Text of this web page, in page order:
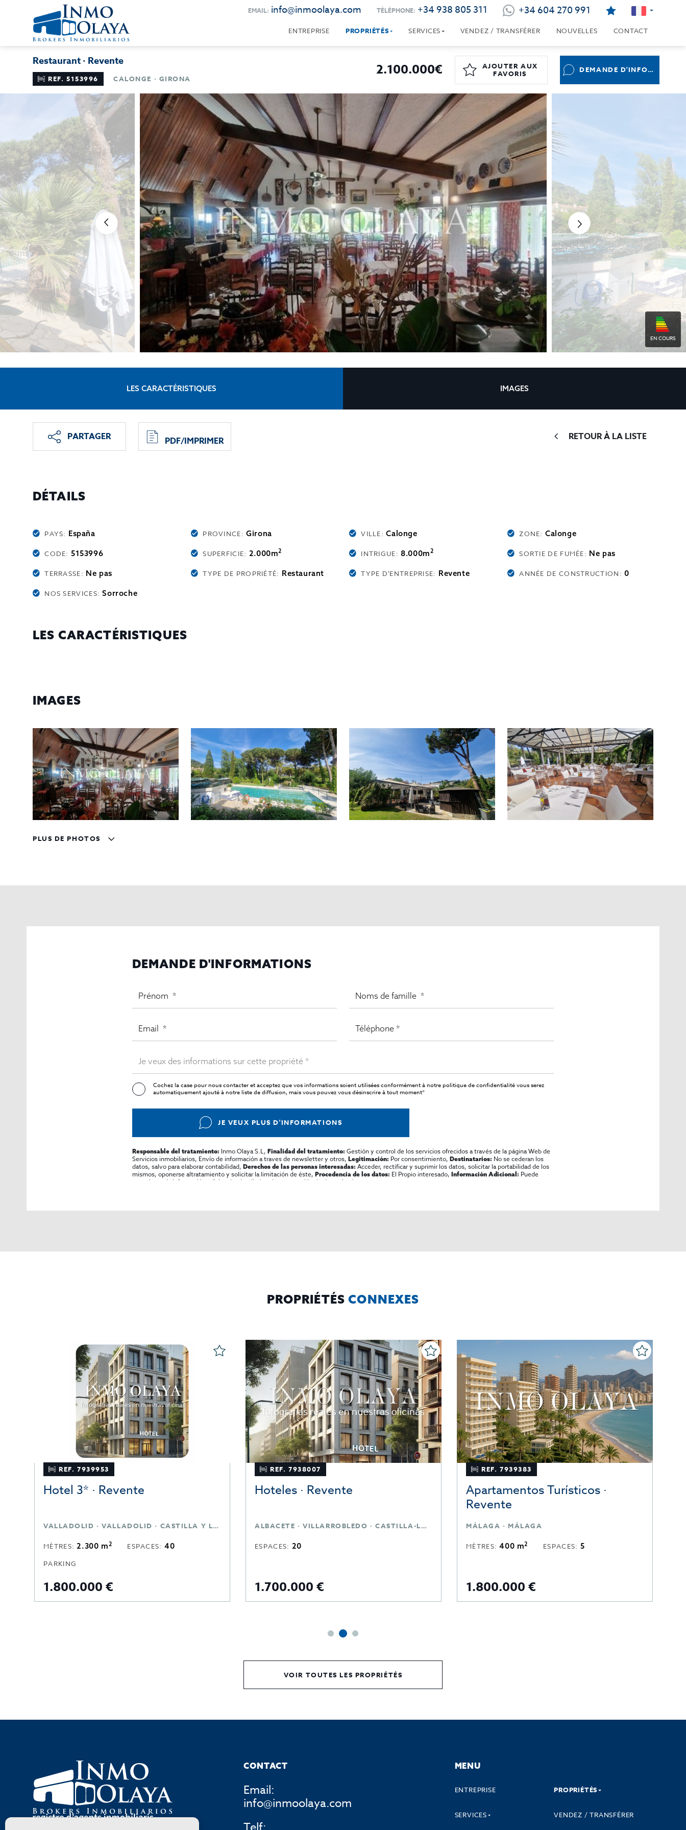
EMAIL: info@inmoolaya.com TÉLÉPHONE: +34 938 805 311 +34 604 270 991
ENTREPRISE PROPRIÉTÉS SERVICES VENDEZ / TRANSFÉRER NOUVELLES CONTACT
Restaurant · Revente
REF. 5153996 CALONGE · GIRONA 2.100.000€
AJOUTER AUX
FAVORIS
DEMANDE D'INFORMATIONS
EN COURS
LES CARACTÉRISTIQUES IMAGES
PARTAGER PDF/IMPRIMER RETOUR À LA LISTE
DÉTAILS
PAYS: España PROVINCE:Girona VILLE:Calonge ZONE:Calonge
CODE:5153996 SUPERFICIE: 2.000m2 INTRIGUE:8.000m2 SORTIE DE FUMÉE: Ne pas
TERRASSE: Ne pas TYPE DE PROPRIÉTÉ: Restaurant TYPE D'ENTREPRISE: Revente ANNÉE DE CONSTRUCTION:0
NOS SERVICES:Sorroche
LES CARACTÉRISTIQUES
IMAGES
PLUS DE PHOTOS
DEMANDE D'INFORMATIONS
Cochez la case pour nous contacter et acceptez que vos informations soient utilisées conformément à notrepolitique de confidentialitévous serez
automatiquement ajouté à notre liste de diffusion, mais vous pouvez vous désinscrire à tout moment*
JE VEUX PLUS D'INFORMATIONS
Responsable del tratamiento: Inmo Olaya S.L, Finalidad del tratamiento: Gestión y control de los servicios ofrecidos a través de la página Web de
Servicios inmobiliarios, Envío de información a traves de newsletter y otros, Legitimación: Por consentimiento, Destinatarios: No se cederan los
datos, salvo para elaborar contabilidad, Derechos de las personas interesadas: Acceder, rectificar y suprimir los datos, solicitar la portabilidad de los
mismos, oponerse altratamiento y solicitar la limitación de éste, Procedencia de los datos: El Propio interesado, Información Adicional: Puede
consultarse la información adicional y detallada sobre protección de datos
Aquí.
PROPRIÉTÉS CONNEXES
REF. 7939953
Hotel 3* · Revente
VALLADOLID · VALLADOLID · CASTILLA Y LEÓN
MÈTRES:2.300 m2 ESPACES: 40
PARKING
1.800.000 €
REF. 7938007
Hoteles · Revente
ALBACETE · VILLARROBLEDO · CASTILLA-LA MANCHA
ESPACES: 20
1.700.000 €
REF. 7939383
Apartamentos Turísticos ·
Revente
MÁLAGA · MÁLAGA
MÈTRES:400 m2 ESPACES: 5
1.800.000 €
VOIR TOUTES LES PROPRIÉTÉS
CONTACT
Email:
info@inmoolaya.com
MENU
ENTREPRISE PROPRIÉTÉS
SERVICES VENDEZ / TRANSFÉRER